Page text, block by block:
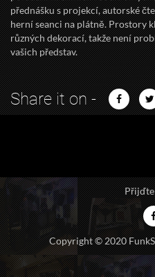
přednášku s projekcí, autorské
herní seanci na plátně. Prostory
různých dekorací, takže není
vašich představ.
Share it on -
Copyright © 2020